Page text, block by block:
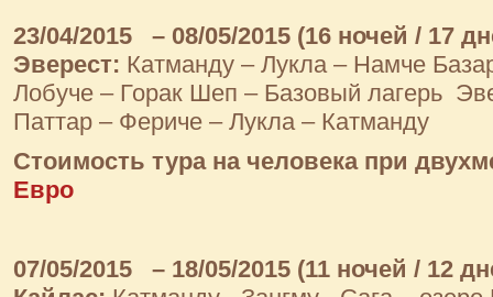
23/04/2015
– 08/05/2015 (16 ночей / 17
Эверест: Катманду – Лукла – Намче
Лобуче – Горак Шеп – Базовый лагерь
Паттар – Фериче – Лукла – Катманду
Стоимость тура на человека при
Евро
07/05/2015
– 18/05/2015 (11 ночей / 12